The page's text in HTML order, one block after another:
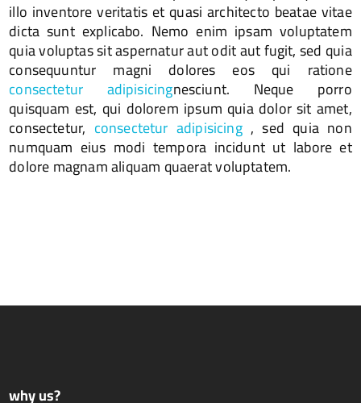
illo inventore veritatis et quasi architecto beatae vitae
dicta sunt explicabo. Nemo enim ipsam voluptatem
quia voluptas sit aspernatur aut odit aut fugit, sed quia
consequuntur magni dolores eos qui ratione
consectetur adipisicingnesciunt. Neque porro
quisquam est, qui dolorem ipsum quia dolor sit amet,
consectetur, consectetur adipisicing, sed quia non
numquam eius modi tempora incidunt ut labore et
dolore magnam aliquam quaerat voluptatem.
why us?